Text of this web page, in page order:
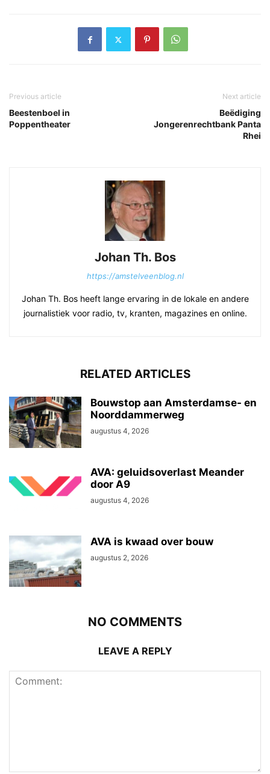
Previous article
Beestenboel in
Poppentheater
Next article
Beëdiging
Jongerenrechtbank Panta
Rhei
Johan Th. Bos
https://amstelveenblog.nl
Johan Th. Bos heeft lange ervaring in de lokale en andere
journalistiek voor radio, tv, kranten, magazines en online.
RELATED ARTICLES
Bouwstop aan Amsterdamse- en
Noorddammerweg
augustus 4, 2026
AVA: geluidsoverlast Meander
door A9
augustus 4, 2026
AVA is kwaad over bouw
augustus 2, 2026
NO COMMENTS
LEAVE A REPLY